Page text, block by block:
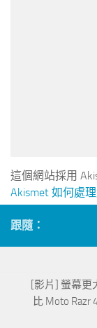
這個網站採用
Akismet 如何處
跟隨：
[影片] 螢幕更
比 Moto